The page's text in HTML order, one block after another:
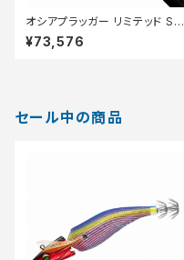
オシアプラッガー リミテッド S71
0H【中古品】
¥73,576
セール中の商品